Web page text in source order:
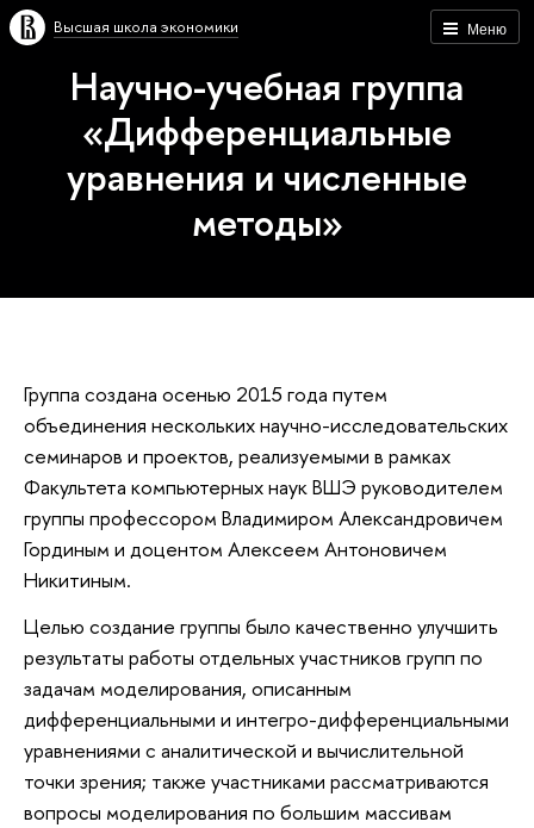
Меню
Высшая школа экономики
Научно-учебная группа
«Дифференциальные
уравнения и численные
методы»
Группа создана осенью 2015 года путем
объединения нескольких научно-исследовательских
семинаров и проектов, реализуемыми в рамках
Факультета компьютерных наук ВШЭ руководителем
группы профессором Владимиром Александровичем
Гординым и доцентом Алексеем Антоновичем
Никитиным.
Целью создание группы было качественно улучшить
результаты работы отдельных участников групп по
задачам моделирования, описанным
дифференциальными и интегро-дифференциальными
уравнениями с аналитической и вычислительной
точки зрения; также участниками рассматриваются
вопросы моделирования по большим массивам